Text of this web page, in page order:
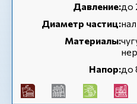
Давление:до
Диаметр частиц:
Материалы:
Напор:до